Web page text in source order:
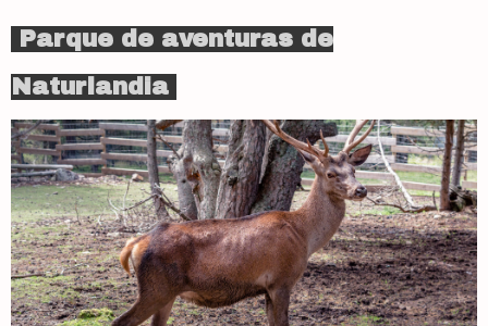
Parque de aventuras de
Naturlandia